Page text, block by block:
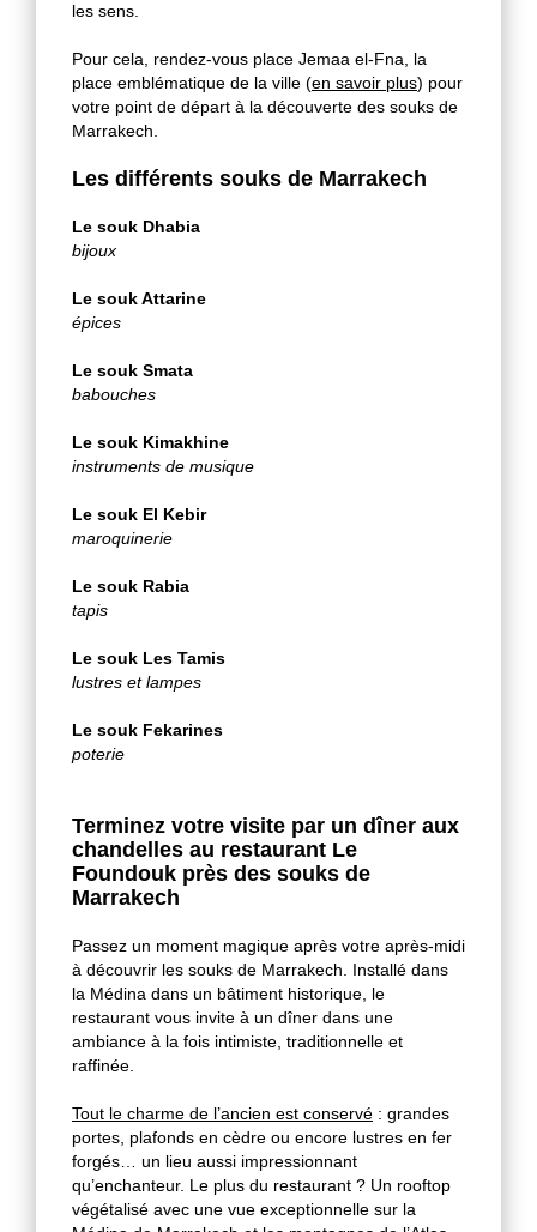
les sens.
Pour cela, rendez-vous place Jemaa el-Fna, la
place emblématique de la ville (en savoir plus) pour
votre point de départ à la découverte des souks de
Marrakech.
Les différents souks de Marrakech
Le souk Dhabia
bijoux
Le souk Attarine
épices
Le souk Smata
babouches
Le souk Kimakhine
instruments de musique
Le souk El Kebir
maroquinerie
Le souk Rabia
tapis
Le souk Les Tamis
lustres et lampes
Le souk Fekarines
poterie
Terminez votre visite par un dîner aux
chandelles au restaurant Le
Foundouk près des souks de
Marrakech
Passez un moment magique après votre après-midi
à découvrir les souks de Marrakech. Installé dans
la Médina dans un bâtiment historique, le
restaurant vous invite à un dîner dans une
ambiance à la fois intimiste, traditionnelle et
raffinée.
Tout le charme de l’ancien est conservé : grandes
portes, plafonds en cèdre ou encore lustres en fer
forgés… un lieu aussi impressionnant
qu’enchanteur. Le plus du restaurant ? Un rooftop
végétalisé avec une vue exceptionnelle sur la